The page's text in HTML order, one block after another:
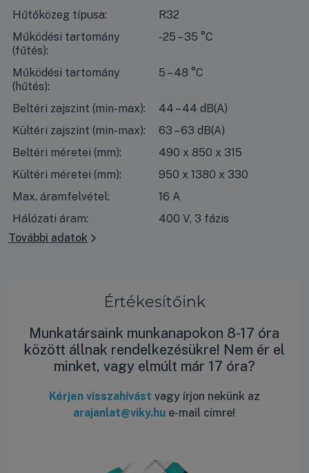
Hűtőközeg típusa:
R32
Működési tartomány
(fűtés):
-25 – 35 °C
Működési tartomány
(hűtés):
5 – 48 °C
Beltéri zajszint (min-max):
44 – 44 dB(A)
Kültéri zajszint (min-max):
63 – 63 dB(A)
Beltéri méretei (mm):
490 x 850 x 315
Kültéri méretei (mm):
950 x 1380 x 330
Max. áramfelvétel:
16 A
Hálózati áram:
400 V, 3 fázis
További adatok
Értékesítőink
Munkatársaink munkanapokon 8-17 óra
között állnak rendelkezésükre! Nem ér el
minket, vagy elmúlt már 17 óra?
Kérjen visszahívást vagy írjon nekünk az
arajanlat@viky.hu e-mail címre!